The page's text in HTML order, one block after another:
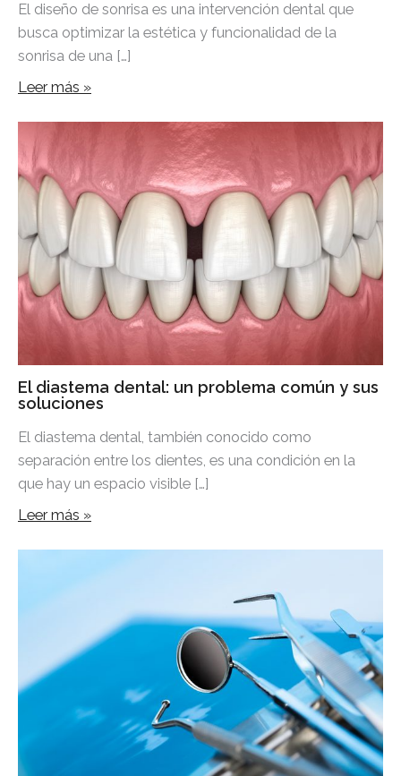
El diseño de sonrisa es una intervención dental que
busca optimizar la estética y funcionalidad de la
sonrisa de una […]
Leer más »
El diastema dental: un problema común y sus
soluciones
El diastema dental, también conocido como
separación entre los dientes, es una condición en la
que hay un espacio visible […]
Leer más »